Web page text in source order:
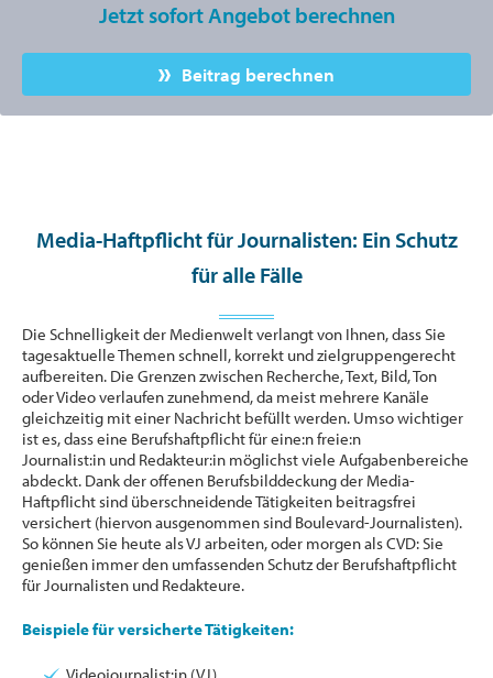
Jetzt sofort Angebot berechnen
Beitrag berechnen
Media-Haftpflicht für Journalisten: Ein Schutz
für alle Fälle
Die Schnelligkeit der Medienwelt verlangt von Ihnen, dass Sie
tagesaktuelle Themen schnell, korrekt und zielgruppengerecht
aufbereiten. Die Grenzen zwischen Recherche, Text, Bild, Ton
oder Video verlaufen zunehmend, da meist mehrere Kanäle
gleichzeitig mit einer Nachricht befüllt werden. Umso wichtiger
ist es, dass eine Berufshaftpflicht für eine:n freie:n
Journalist:in und Redakteur:in möglichst viele Aufgabenbereiche
abdeckt. Dank der offenen Berufsbilddeckung der Media-
Haftpflicht sind überschneidende Tätigkeiten beitragsfrei
versichert (hiervon ausgenommen sind Boulevard-Journalisten).
So können Sie heute als VJ arbeiten, oder morgen als CVD: Sie
genießen immer den umfassenden Schutz der Berufshaftpflicht
für Journalisten und Redakteure.
Beispiele für versicherte Tätigkeiten: